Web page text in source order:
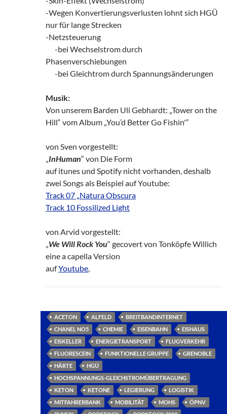
-Wegen Konvertierungsverlusten lohnt sich HGÜ
nur für lange Strecken
-Netzsteuerung
-bei Wechselstrom durch
Phasenverschiebungen
-bei Gleichtrom durch Spannungsänderungen
Musik:
Von unserem Barden Uli Gebhardt: „Tower on the
Hill“ vom Album „You’d Better Go Fishin'“
von Sven vorgestellt:
„InHuman“ von Die Form
auf itunes und Spotify nicht vorhanden, deshalb
zwei Songs als Beispiel auf Youtube:
Track 07 „Natura Obscura
Track 10 Fossilized Light
von Arvid vorgestellt:
„We Will Rock You“ gecovert von Tonköpfe Willich
eine a capella Version
aufYoutube,
ACETON ALFELD
BREITBANDINTERNET
CHANEL NO5
CHEMIE EISENBAHN
EISHAUS
EISKELLER
ENERGIETRANSPORT
FLUGVERKEHR
FLUORESCEIN
FUNKTIONELLE GRUPPE
GRENOBLE
HÄRTE
HGÜ
HOCHSPANNUNGS-GLEICHSTROMÜBERTRAGUNG
KETON
KETONE LEGIERUNG
LOGISTIK
MITFAHRERBANK
MOBILITÄT MOHS
ÖPNV